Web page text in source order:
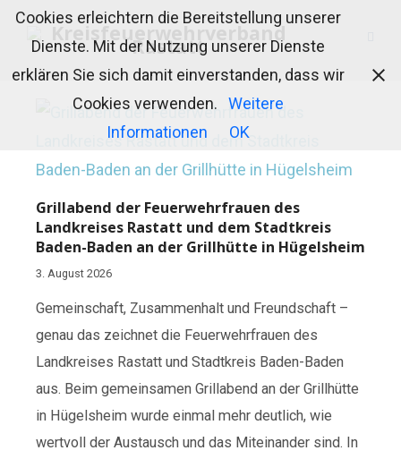
Grillabend der Feuerwehrfrauen des
Landkreises Rastatt und dem Stadtkreis
Baden-Baden an der Grillhütte in Hügelsheim
3. August 2026
Gemeinschaft, Zusammenhalt und Freundschaft –
genau das zeichnet die Feuerwehrfrauen des
Landkreises Rastatt und Stadtkreis Baden-Baden
aus. Beim gemeinsamen Grillabend an der Grillhütte
in Hügelsheim wurde einmal mehr deutlich, wie
wertvoll der Austausch und das Miteinander sind. In
Cookies erleichtern die Bereitstellung unserer
Dienste. Mit der Nutzung unserer Dienste
erklären Sie sich damit einverstanden, dass wir
Cookies verwenden.
Weitere
Informationen
OK